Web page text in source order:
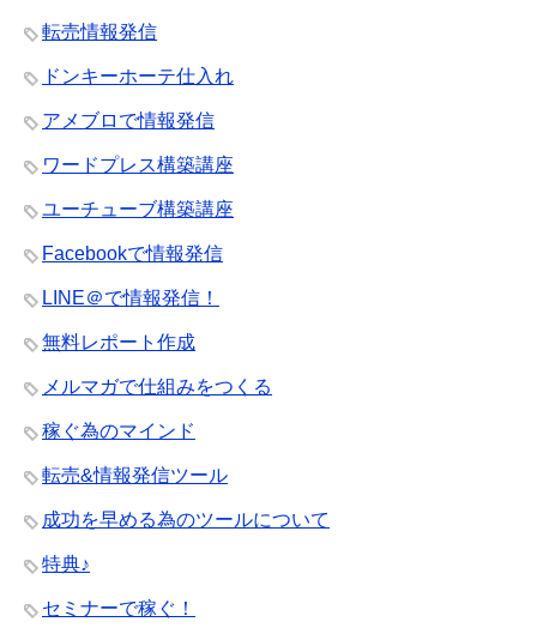
転売情報発信
ドンキーホーテ仕入れ
アメブロで情報発信
ワードプレス構築講座
ユーチューブ構築講座
Facebookで情報発信
LINE＠で情報発信！
無料レポート作成
メルマガで仕組みをつくる
稼ぐ為のマインド
転売&情報発信ツール
成功を早める為のツールについて
特典♪
セミナーで稼ぐ！